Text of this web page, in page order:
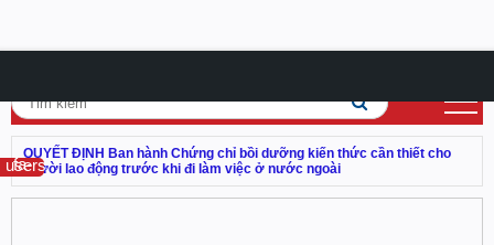
QUYẾT ĐỊNH Ban hành Chứng chỉ bồi dưỡng kiến thức cần thiết cho
người lao động trước khi đi làm việc ở nước ngoài
fa-users